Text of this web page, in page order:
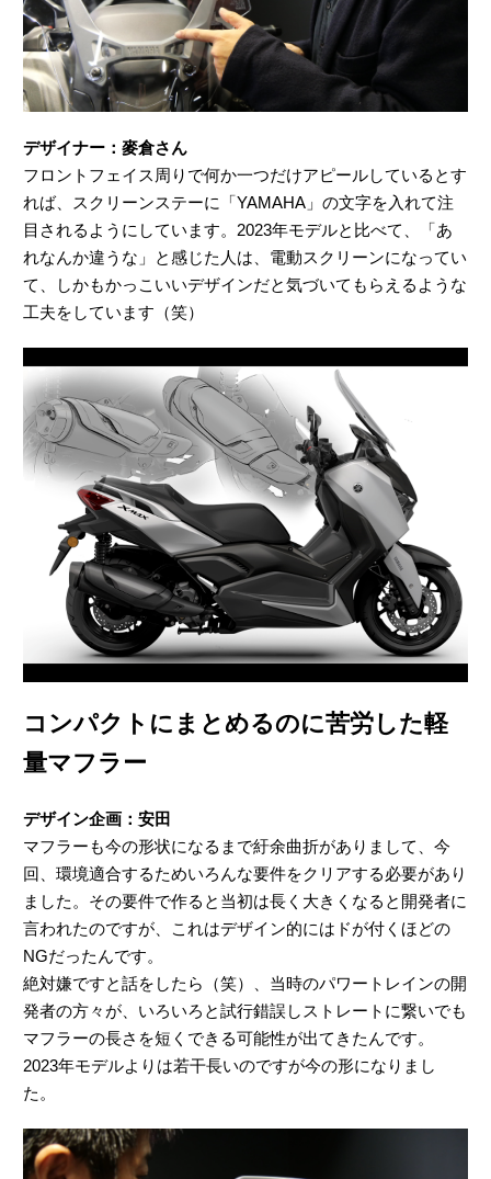
デザイナー：麥倉さん
フロントフェイス周りで何か一つだけアピールしているとす
れば、スクリーンステーに「YAMAHA」の文字を入れて注
目されるようにしています。2023年モデルと比べて、「あ
れなんか違うな」と感じた人は、電動スクリーンになってい
て、しかもかっこいいデザインだと気づいてもらえるような
工夫をしています（笑）
コンパクトにまとめるのに苦労した軽
量マフラー
デザイン企画：安田
マフラーも今の形状になるまで紆余曲折がありまして、今
回、環境適合するためいろんな要件をクリアする必要があり
ました。その要件で作ると当初は長く大きくなると開発者に
言われたのですが、これはデザイン的にはドが付くほどの
NGだったんです。
絶対嫌ですと話をしたら（笑）、当時のパワートレインの開
発者の方々が、いろいろと試行錯誤しストレートに繋いでも
マフラーの長さを短くできる可能性が出てきたんです。
2023年モデルよりは若干長いのですが今の形になりまし
た。